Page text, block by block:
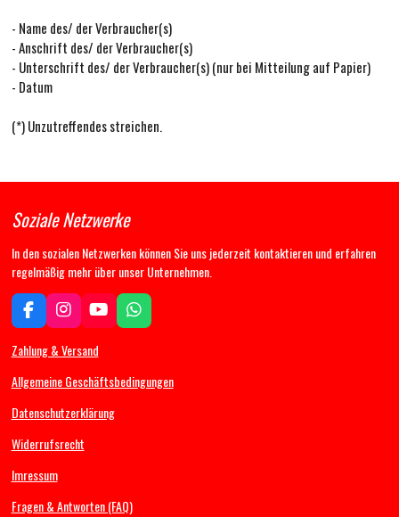
- Name des/ der Verbraucher(s)
- Anschrift des/ der Verbraucher(s)
- Unterschrift des/ der Verbraucher(s) (nur bei Mitteilung auf Papier)
- Datum
(*) Unzutreffendes streichen.
Soziale Netzwerke
In den sozialen Netzwerken können Sie uns jederzeit kontaktieren und erfahren
regelmäßig mehr über unser Unternehmen.
F
a
c
b
o
I
n
s
a
r
m
Y
o
u
u
e
W
h
s
Zahlung & Versand
Allgemeine Geschäftsbedingungen
Datenschutzerklärung
Widerrufsrecht
Imressum
Fragen & Antworten (FAQ)